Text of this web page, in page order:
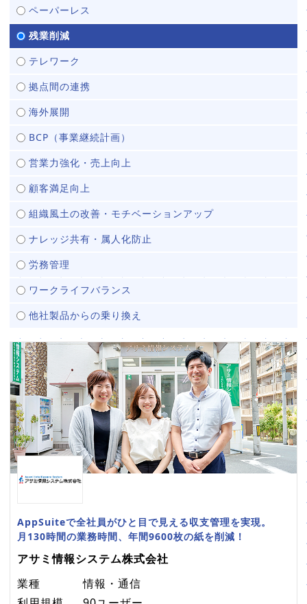
ペーパーレス
残業削減
テレワーク
拠点間の連携
海外展開
BCP（事業継続計画）
営業力強化・売上向上
顧客満足向上
組織風土の改善・モチベーションアップ
ナレッジ共有・属人化防止
労務管理
ワークライフバランス
他社製品からの乗り換え
AppSuiteで全社員がひと目で見える収支管理を実現。
月130時間の業務時間、年間9600枚の紙を削減！
アサミ情報システム株式会社
業種
情報・通信